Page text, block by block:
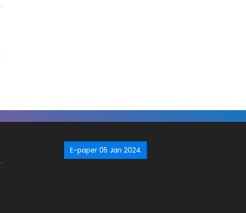
E-paper 05 Jan 2024